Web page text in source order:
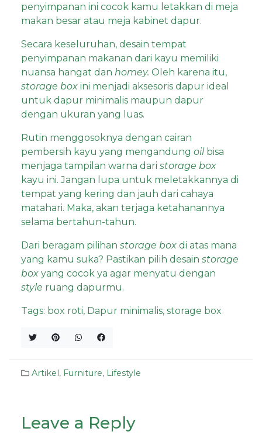
penyimpanan ini cocok kamu letakkan di meja
makan besar atau meja kabinet dapur.
Secara keseluruhan, desain tempat
penyimpanan makanan dari kayu memiliki
nuansa hangat dan homey. Oleh karena itu,
storage box ini menjadi aksesoris dapur ideal
untuk dapur minimalis maupun dapur
dengan ukuran yang luas.
Rutin menggosoknya dengan cairan
pembersih kayu yang mengandung oilbisa
menjaga tampilan warna dari storage box
kayu ini. Jangan lupa untuk meletakkannya di
tempat yang kering dan jauh dari cahaya
matahari. Maka, akan terjaga ketahanannya
selama bertahun-tahun.
Dari beragam pilihan storage box di atas mana
yang kamu suka? Pastikan pilih desain storage
box yang cocok ya agar menyatu dengan
style ruang dapurmu.
Tags: box roti, Dapur minimalis, storage box
Artikel, Furniture, Lifestyle
Leave a Reply